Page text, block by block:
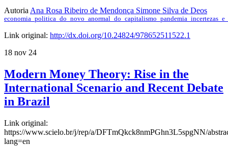
Autoria Ana Rosa Ribeiro de Mendonça Simone Silva de Deos
Link original: http://dx.doi.org/10.24824/978652511522.1
18 nov 24
Modern Money Theory: Rise in the
International Scenario and Recent Debate
in Brazil
Link original:
https://www.scielo.br/j/rep/a/DFTmQkck8nmPGhn3L5spgNN/
lang=en